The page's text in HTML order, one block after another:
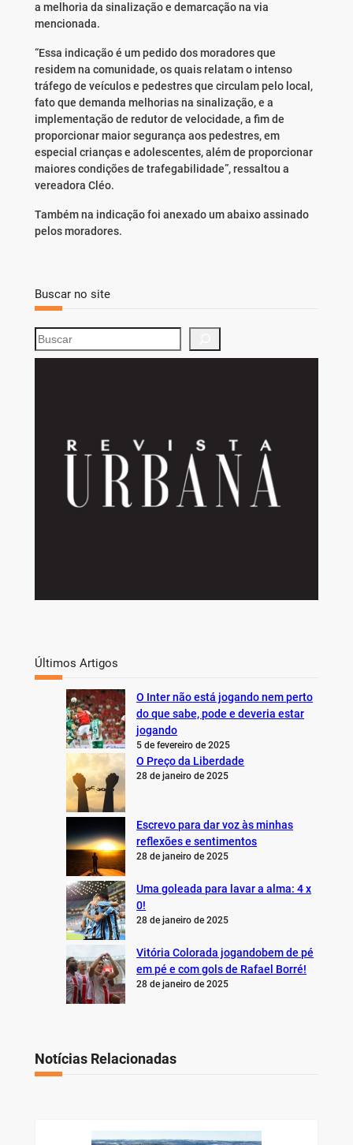
a melhoria da sinalização e demarcação na via
mencionada.
“Essa indicação é um pedido dos moradores que
residem na comunidade, os quais relatam o intenso
tráfego de veículos e pedestres que circulam pelo local,
fato que demanda melhorias na sinalização, e a
implementação de redutor de velocidade, a fim de
proporcionar maior segurança aos pedestres, em
especial crianças e adolescentes, além de proporcionar
maiores condições de trafegabilidade”, ressaltou a
vereadora Cléo.
Também na indicação foi anexado um abaixo assinado
pelos moradores.
Buscar no site
S
e
Últimos Artigos
O Inter não está jogando nem perto
do que sabe, pode e deveria estar
jogando
5 de fevereiro de 2025
O Preço da Liberdade
28 de janeiro de 2025
Escrevo para dar voz às minhas
reflexões e sentimentos
28 de janeiro de 2025
Uma goleada para lavar a alma: 4 x
0!
28 de janeiro de 2025
Vitória Colorada jogandobem de pé
em pé e com gols de Rafael Borré!
28 de janeiro de 2025
Notícias Relacionadas